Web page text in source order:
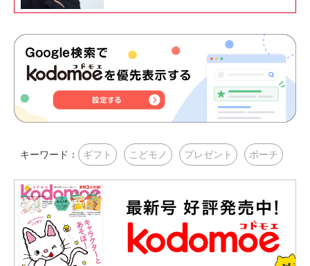
キーワード： ギフト こどモノ プレゼント ポーチ